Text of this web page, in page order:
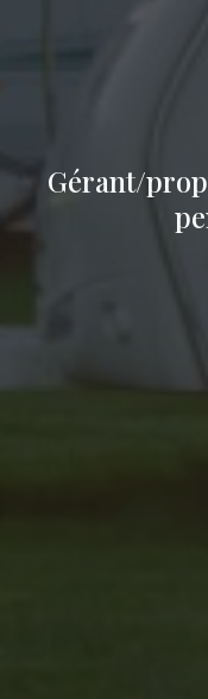
Gérant/